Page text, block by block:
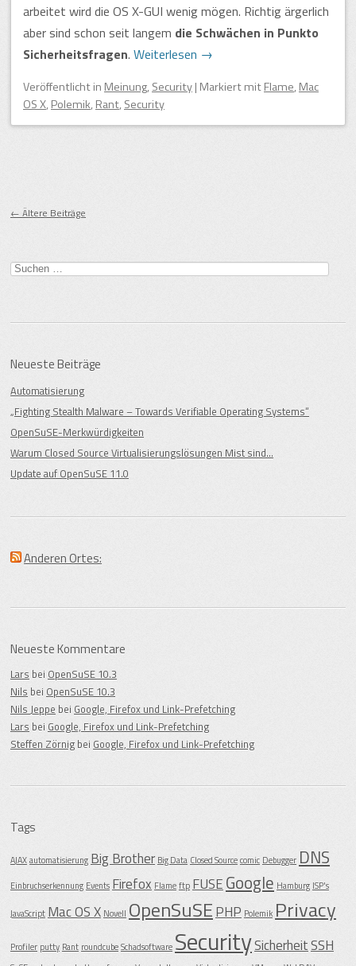
arbeitet wird die OS X-GUI wenig mögen. Richtig ärgerlich
aber sind schon seit langem die Schwächen in Punkto
Sicherheitsfragen. Weiterlesen →
Veröffentlichtin Meinung,Security| Markiert mitFlame,Mac
OS X,Polemik,Rant,Security
Beitragsnavigation
← Ältere Beiträge
Suche
nach:
Neueste Beiträge
Automatisierung
„Fighting Stealth Malware – Towards Verifiable Operating Systems“
OpenSuSE-Merkwürdigkeiten
Warum Closed Source Virtualisierungslösungen Mist sind…
Update auf OpenSuSE 11.0
Anderen Ortes:
Neueste Kommentare
Lars bei OpenSuSE 10.3
Nils bei OpenSuSE 10.3
Nils Jeppe bei Google, Firefox und Link-Prefetching
Lars bei Google, Firefox und Link-Prefetching
Steffen Zörnig bei Google, Firefox und Link-Prefetching
Tags
AJAXautomatisierung Big Brother Big Data Closed Sourcecomic Debugger DNS
Einbruchserkennung Events Firefox Flameftp FUSEGoogle Hamburg ISP's
JavaScript Mac OS X Novell OpenSuSEPHP Polemik Privacy
Profiler putty Rant roundcubeSchadsoftware SecuritySicherheitSSH